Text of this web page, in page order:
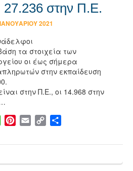
στην Π.Ε.
2021
τα στοιχεία των
οι έως σήμερα
στην εκπαίδευση
στην Π.Ε., οι 14.968 στην
WhatsApp
Pinterest
Email Copy